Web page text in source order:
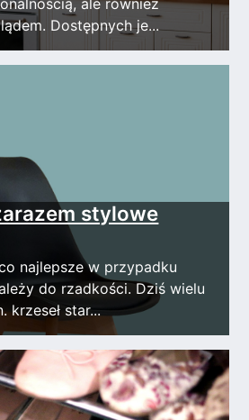
Dostępnych je...
stylowe
najlepsze w przypadku
do rzadkości. Dziś wielu
krzeseł star...